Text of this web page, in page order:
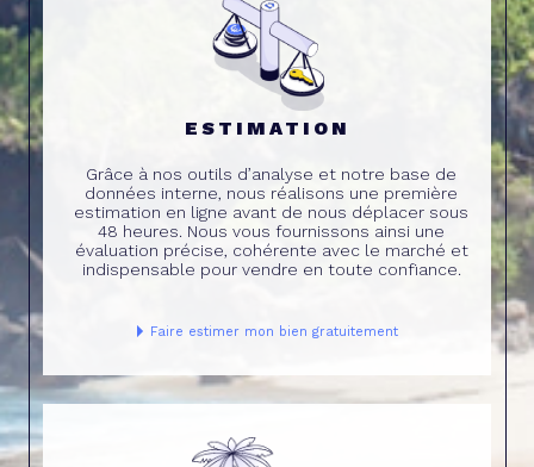
ESTIMATION
Grâce à nos outils d’analyse et notre base de
données interne, nous réalisons une première
estimation en ligne avant de nous déplacer sous
48 heures. Nous vous fournissons ainsi une
évaluation précise, cohérente avec le marché et
indispensable pour vendre en toute confiance.
Faire estimer mon bien gratuitement